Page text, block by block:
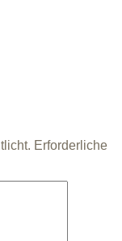
Erforderliche